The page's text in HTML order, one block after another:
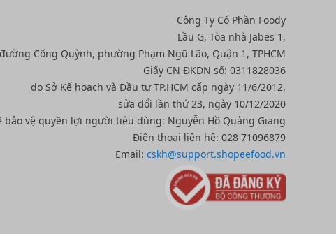
Công Ty Cổ Phần Foody
Lầu G, Tòa nhà Jabes 1,
Cống Quỳnh, phường Phạm Ngũ Lão, Quận 1, TPHCM
Giấy CN ĐKDN số: 0311828036
do Sở Kế hoạch và Đầu tư TP.HCM cấp ngày 11/6/2012,
sửa đổi lần thứ 23, ngày 10/12/2020
vệ quyền lợi người tiêu dùng: Nguyễn Hồ Quảng Giang
Điện thoại liên hệ: 028 71096879
Email: cskh@support.shopeefood.vn